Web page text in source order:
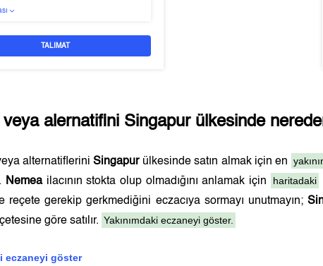
TALIMAT
alernatifini Singapurülkesinde
alternatifleriniSingapurülkesinde satın almak için en
Nemeailacının stokta olup olmadığını anlamak için haritadaki
reçete gerekip gerkmediğini eczacıya sormayı unutmayın;
göre satılır. Yakınımdaki eczaneyi göster.
eczaneyi göster